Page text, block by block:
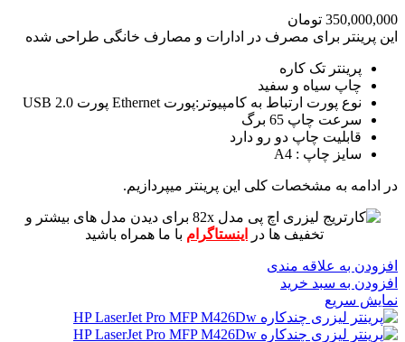
350,000,000 تومان
این پرینتر برای مصرف در ادارات و مصارف خانگی طراحی شده
پرینتر تک کاره
چاپ سیاه و سفید
نوع پورت ارتباط به کامپیوتر:پورت Ethernet پورت USB 2.0
سرعت چاپ 65 برگ
قابلیت چاپ دو رو دارد
سایز چاپ : A4
در ادامه به مشخصات کلی این پرینتر میپردازیم.
برای دیدن مدل های بیشتر و
تخفیف ها در
اینستاگرام با ما همراه باشید
افزودن به علاقه مندی
افزودن به سبد خرید
نمایش سریع